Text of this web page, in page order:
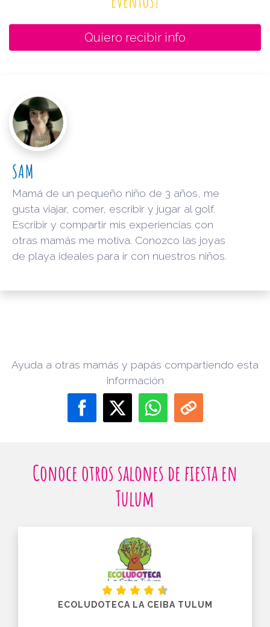
Quiero recibir info
SAM
Mamá de un pequeño niño de 3 años, me
gusta viajar, comer, escribir y jugar al golf.
Escribir y compartir mis experiencias con
otras mamás me motiva. Conozco las joyas
de playa ideales para ir con nuestros niños.
Ayuda a otras mamás y papás compartiendo esta
información
Conoce otros salones de fiesta en
Tulum
ECOLUDOTECA LA CEIBA TULUM